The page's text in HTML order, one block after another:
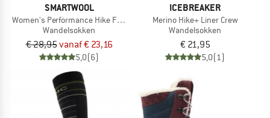
SMARTWOOL
Women's Performance Hike Full Cushion Crew
Wandelsokken
€ 28,95vanaf € 23,16
5,0(6)
ICEBREAKER
Merino Hike+ Liner Crew
Wandelsokken
€ 21,95
5,0(1)